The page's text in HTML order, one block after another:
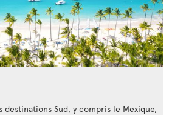
destinations Sud, y compris le Mexique,